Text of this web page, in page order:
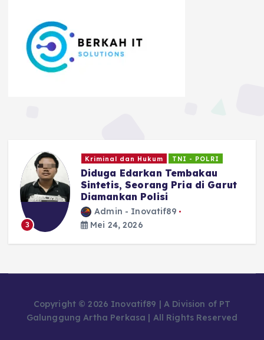
3
Kriminal dan Hukum TNI - POLRI
Diduga Edarkan Tembakau
Sintetis, Seorang Pria di Garut
Diamankan Polisi
Admin - Inovatif89
Mei 24, 2026
Copyright © 2026 Inovatif89 | A Division of PT
Galunggung Artha Perkasa | All Rights Reserved